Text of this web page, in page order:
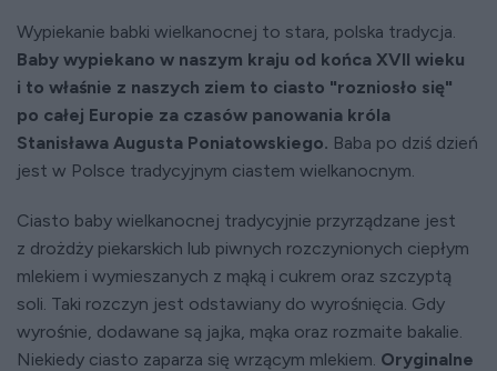
Wypiekanie babki wielkanocnej to stara, polska tradycja.
Baby wypiekano w naszym kraju od końca XVII wieku
i to właśnie z naszych ziem to ciasto "rozniosło się"
po całej Europie za czasów panowania króla
Stanisława Augusta Poniatowskiego. Baba po dziś dzień
jest w Polsce tradycyjnym ciastem wielkanocnym.
Ciasto baby wielkanocnej tradycyjnie przyrządzane jest
z drożdży piekarskich lub piwnych rozczynionych ciepłym
mlekiem i wymieszanych z mąką i cukrem oraz szczyptą
soli. Taki rozczyn jest odstawiany do wyrośnięcia. Gdy
wyrośnie, dodawane są jajka, mąka oraz rozmaite bakalie.
Niekiedy ciasto zaparza się wrzącym mlekiem. Oryginalne